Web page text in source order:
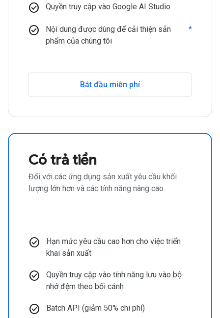
check_circle Quyền truy cập vào Google AI Studio
check_circle
Nội dung được dùng để cải thiện sản
phẩm của chúng tôi
*
Bắt đầu miễn phí
Có trả tiền
Đối với các ứng dụng sản xuất yêu cầu khối
lượng lớn hơn và các tính năng nâng cao.
check_circle
Hạn mức yêu cầu cao hơn cho việc triển
khai sản xuất
check_circle
Quyền truy cập vào tính năng lưu vào bộ
nhớ đệm theo bối cảnh
check_circle Batch API (giảm 50% chi phí)